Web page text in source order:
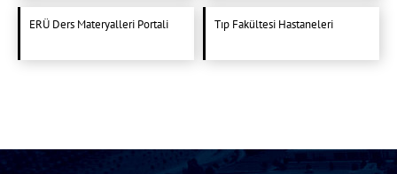
ERÜ Ders Materyalleri Portali Tıp Fakültesi Hastaneleri